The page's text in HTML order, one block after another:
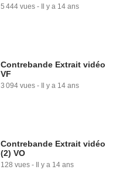
5 444 vues - Il y a 14 ans
Contrebande Extrait vidéo
VF
3 094 vues - Il y a 14 ans
Contrebande Extrait vidéo
(2) VO
128 vues - Il y a 14 ans